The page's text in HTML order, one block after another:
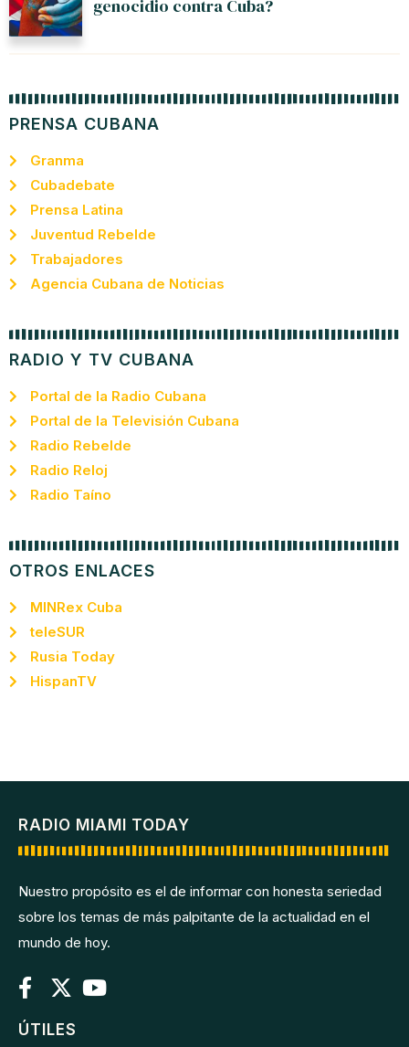
genocidio contra Cuba?
PRENSA CUBANA
Granma
Cubadebate
Prensa Latina
Juventud Rebelde
Trabajadores
Agencia Cubana de Noticias
RADIO Y TV CUBANA
Portal de la Radio Cubana
Portal de la Televisión Cubana
Radio Rebelde
Radio Reloj
Radio Taíno
OTROS ENLACES
MINRex Cuba
teleSUR
Rusia Today
HispanTV
RADIO MIAMI TODAY
Nuestro propósito es el de informar con honesta seriedad
sobre los temas de más palpitante de la actualidad en el
mundo de hoy.
ÚTILES